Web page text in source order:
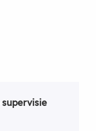
supervisie